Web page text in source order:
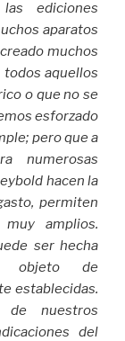
ediciones
aparatos
muchos
todos aquellos
o que no se
esforzado
pero que a
numerosas
hacen la
permiten
amplios.
ser hecha
objeto de
establecidas.
de nuestros
del